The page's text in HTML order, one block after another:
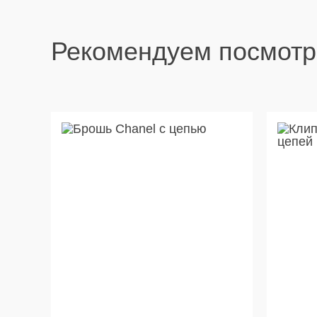
Рекомендуем